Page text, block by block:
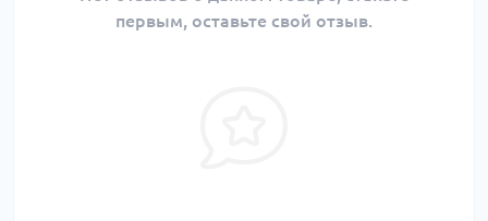
первым, оставьте свой отзыв.